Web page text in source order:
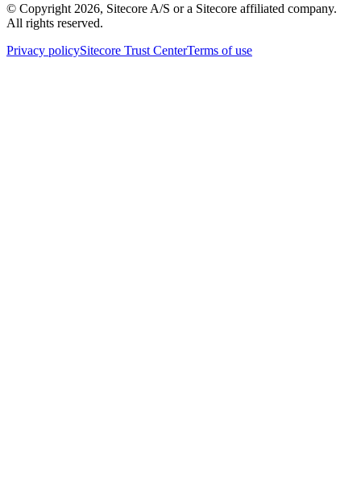
© Copyright 2026, Sitecore A/S or a Sitecore affiliated company.
All rights reserved.
Privacy policySitecore Trust CenterTerms of use